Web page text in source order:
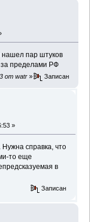
нашел пар штуков
за пределами РФ
от watr » Записан
»
Нужна справка, что
то еще
в
Записан